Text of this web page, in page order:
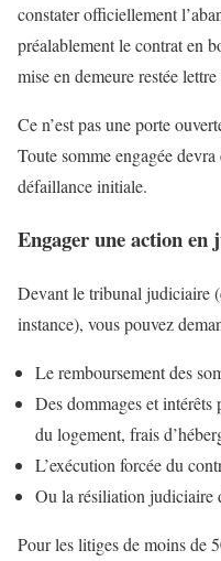
constater officiellement
préalablement le contrat en
mise en demeure restée
Ce n’est pas une porte
Toute somme engagée
défaillance initiale.
Engager une action en
Devant le tribunal judiciaire
instance), vous pouvez
Le remboursement des
Des dommages et intérêts
du logement, frais
L’exécution forcée du
Ou la résiliation judiciaire
Pour les litiges de moins de